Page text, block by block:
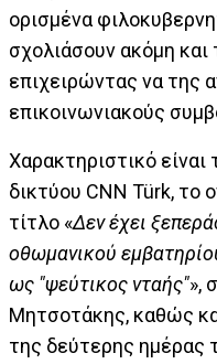
ορισμένα
σχολιάσουν ακόμη
επιχειρώντας να της
επικοινωνιακούς
Χαρακτηριστικό
δικτύου CNN Türk, το
τίτλο «Δεν έχει
οθωμανικού
ως "ψεύτικος νταής"»,
Μητσοτάκης, καθώς
της δεύτερης ημέρας